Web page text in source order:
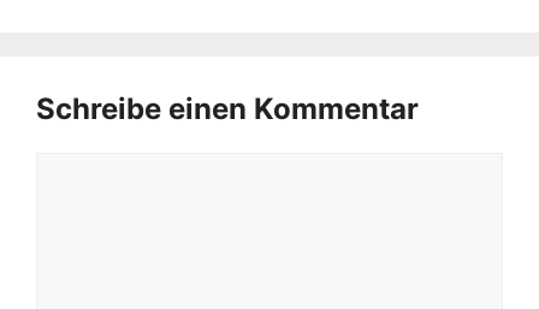
Schreibe einen Kommentar